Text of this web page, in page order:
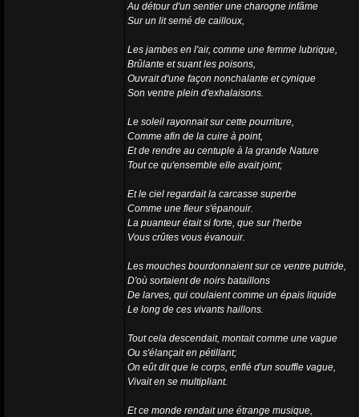
Au détour d'un sentier une charogne infâme
Sur un lit semé de cailloux,
Les jambes en l'air, comme une femme lubrique,
Brûlante et suant les poisons,
Ouvrait d'une façon nonchalante et cynique
Son ventre plein d'exhalaisons.
Le soleil rayonnait sur cette pourriture,
Comme afin de la cuire à point,
Et de rendre au centuple à la grande Nature
Tout ce qu'ensemble elle avait joint;
Et le ciel regardait la carcasse superbe
Comme une fleur s'épanouir.
La puanteur était si forte, que sur l'herbe
Vous crûtes vous évanouir.
Les mouches bourdonnaient sur ce ventre putride,
D'où sortaient de noirs bataillons
De larves, qui coulaient comme un épais liquide
Le long de ces vivants haillons.
Tout cela descendait, montait comme une vague
Ou s'élançait en pétillant;
On eût dit que le corps, enflé d'un souffle vague,
Vivait en se multipliant.
Et ce monde rendait une étrange musique,